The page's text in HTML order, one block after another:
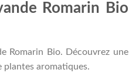
Romarin Bio
Romarin Bio. Découvrez une
plantes aromatiques.